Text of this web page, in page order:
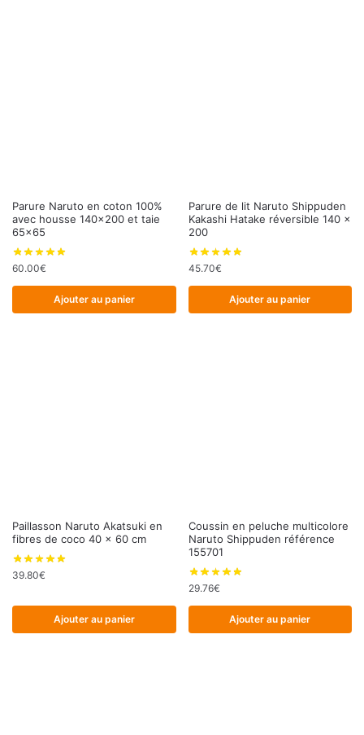
Parure Naruto en coton 100%
avec housse 140×200 et taie
65×65
60.00€
Ajouter au panier
Parure de lit Naruto Shippuden
Kakashi Hatake réversible 140 x
200
45.70€
Ajouter au panier
Paillasson Naruto Akatsuki en
fibres de coco 40 x 60 cm
39.80€
Ajouter au panier
Coussin en peluche multicolore
Naruto Shippuden référence
155701
29.76€
Ajouter au panier